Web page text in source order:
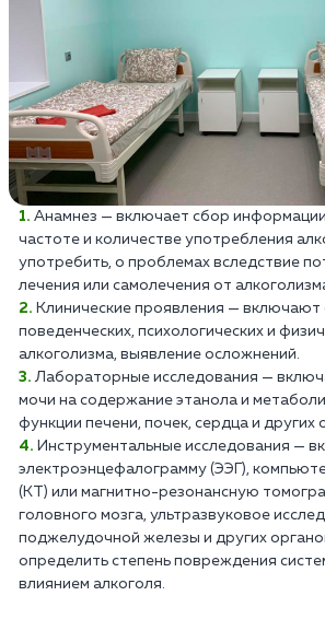
Анамнез — включает сбор информации
частоте и количестве употребления
употребить, о проблемах вследствие
лечения или самолечения от
Клинические проявления — включают
поведенческих, психологических и
алкоголизма, выявление осложнений.
Лабораторные исследования —
мочи на содержание этанола и
функции печени, почек, сердца и других
Инструментальные исследования —
электроэнцефалограмму (ЭЭГ),
(КТ) или магнитно-резонансную
головного мозга, ультразвуковое
поджелудочной железы и других
определить степень повреждения
влиянием алкоголя.